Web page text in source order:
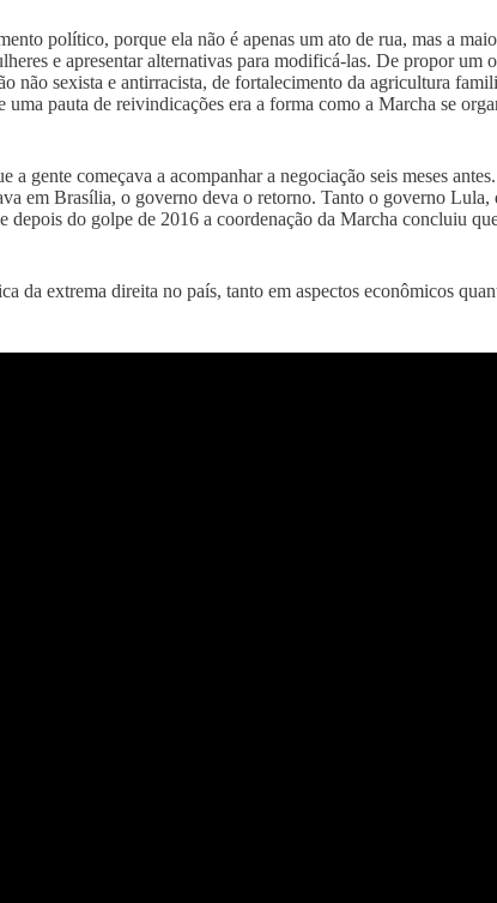
político, porque ela não é apenas um ato de rua, mas a
e apresentar alternativas para modificá-las. De propor
não sexista e antirracista, de fortalecimento da agricultura
pauta de reivindicações era a forma como a Marcha se
gente começava a acompanhar a negociação seis meses
em Brasília, o governo deva o retorno. Tanto o governo
do golpe de 2016 a coordenação da Marcha concluiu
da extrema direita no país, tanto em aspectos econômicos